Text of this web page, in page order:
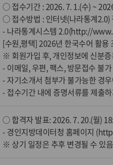
○ 접수기간 : 2026. 7. 1.(수) ~
○ 접수방법 : 인터넷(나라통계2.0)
- 나라통계시스템 2.0(http://
[수원,평택] 2026년 한국수어 활용
※ 회원가입 후, 개인정보에 신분
- 이메일, 우편, 팩스, 방문접수 불가
- 자기소개서 첨부가 불가능한 경
- 접수기간 내에 증명서류를 제출
○ 합격자 발표: 2026. 7. 20.(월)
- 경인지방데이터청 홈페이지
※ 상기 일정은 추후 변경될 수 있음